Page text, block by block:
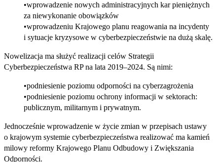
wprowadzenie nowych administracyjnych kar pieniężnych
za niewykonanie obowiązków
wprowadzeniu Krajowego planu reagowania na incydenty
i sytuacje kryzysowe w cyberbezpieczeństwie na dużą skalę.
Nowelizacja ma służyć realizacji celów Strategii
Cyberbezpieczeństwa RP na lata 2019–2024. Są nimi:
podniesienie poziomu odporności na cyberzagrożenia
podniesienie poziomu ochrony informacji w sektorach:
publicznym, militarnym i prywatnym.
Jednocześnie wprowadzenie w życie zmian w przepisach ustawy
o krajowym systemie cyberbezpieczeństwa realizować ma kamień
milowy reformy Krajowego Planu Odbudowy i Zwiększania
Odporności.